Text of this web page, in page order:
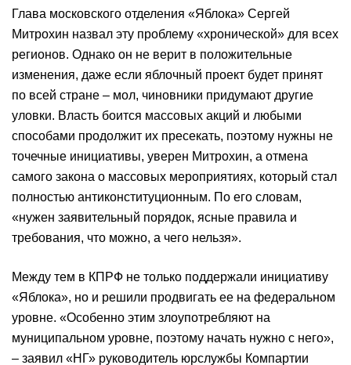
Глава московского отделения «Яблока» Сергей
Митрохин назвал эту проблему «хронической» для всех
регионов. Однако он не верит в положительные
изменения, даже если яблочный проект будет принят
по всей стране – мол, чиновники придумают другие
уловки. Власть боится массовых акций и любыми
способами продолжит их пресекать, поэтому нужны не
точечные инициативы, уверен Митрохин, а отмена
самого закона о массовых мероприятиях, который стал
полностью антиконституционным. По его словам,
«нужен заявительный порядок, ясные правила и
требования, что можно, а чего нельзя».
Между тем в КПРФ не только поддержали инициативу
«Яблока», но и решили продвигать ее на федеральном
уровне. «Особенно этим злоупотребляют на
муниципальном уровне, поэтому начать нужно с него»,
– заявил «НГ» руководитель юрслужбы Компартии